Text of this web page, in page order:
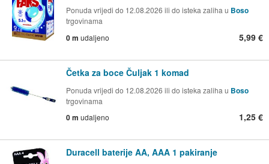
Ponuda vrijedi do 12.08.2026 ili do isteka zaliha u Boso
trgovinama
0 m udaljeno 5,99 €
Četka za boce Čuljak 1 komad
Ponuda vrijedi do 12.08.2026 ili do isteka zaliha u Boso
trgovinama
0 m udaljeno 1,25 €
Duracell baterije AA, AAA 1 pakiranje